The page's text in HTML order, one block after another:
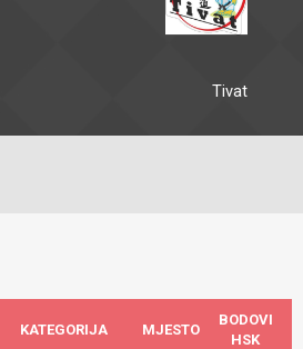
Tivat
KATEGORIJA MJESTO
BODOVI
HSK